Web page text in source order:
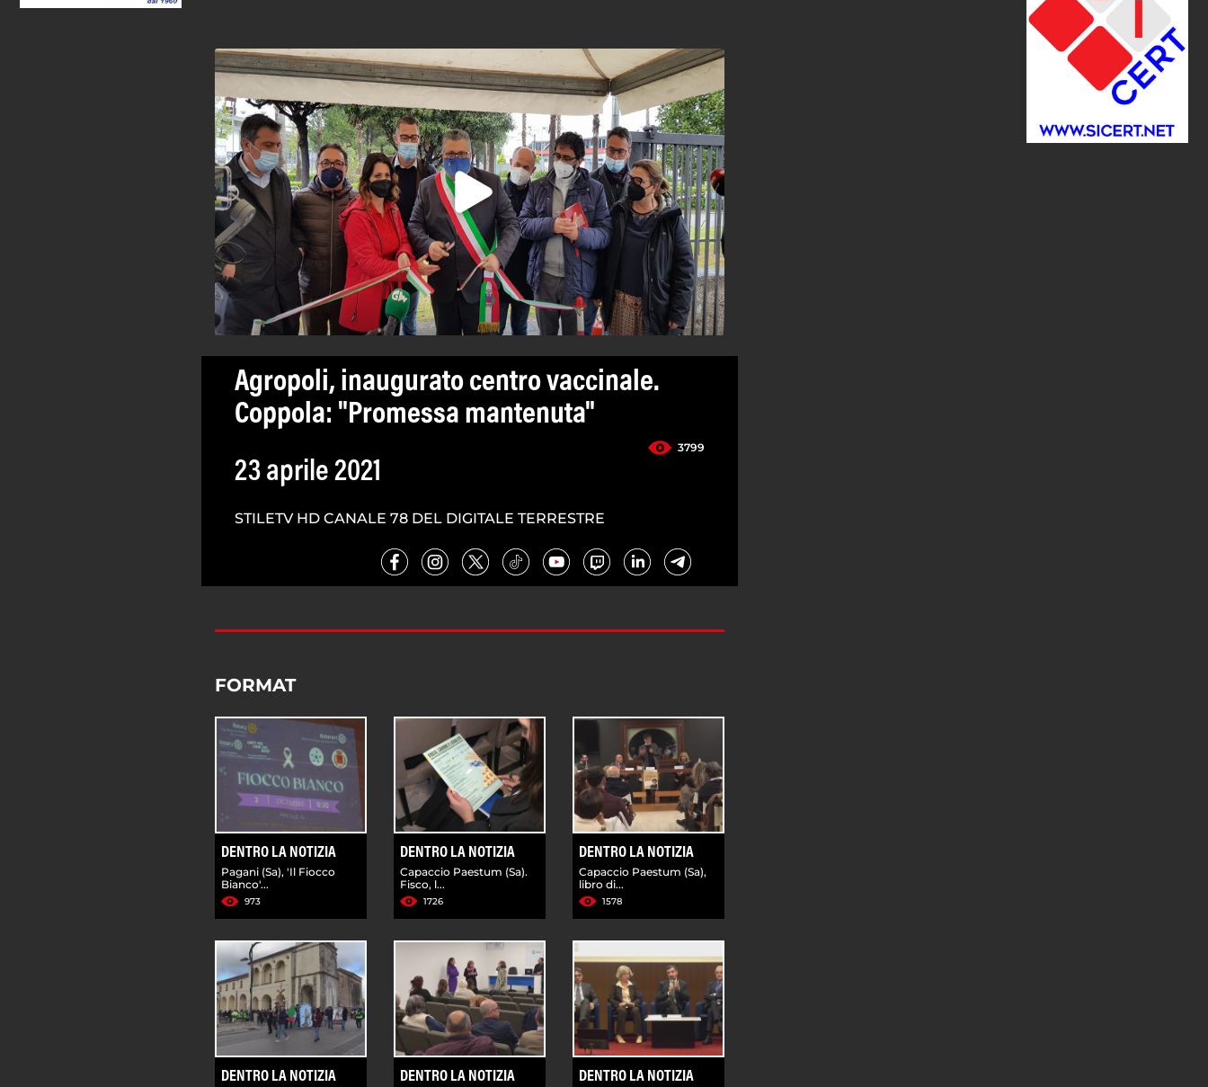
Agropoli, inaugurato centro vaccinale.
Coppola: "Promessa mantenuta"
3799
23 aprile 2021
STILETV HD CANALE 78 DEL DIGITALE TERRESTRE
FORMAT
DENTRO LA NOTIZIA
Pagani (Sa), 'Il Fiocco
Bianco'...
973
DENTRO LA NOTIZIA
Capaccio Paestum (Sa).
Fisco, l...
1726
DENTRO LA NOTIZIA
Capaccio Paestum (Sa),
libro di...
1578
DENTRO LA NOTIZIA DENTRO LA NOTIZIA DENTRO LA NOTIZIA